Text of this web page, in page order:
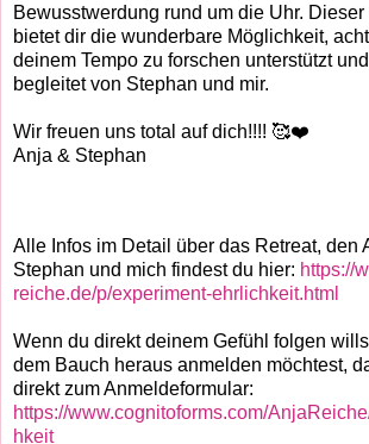
Bewusstwerdung rund um die Uhr.
bietet dir die wunderbare Möglichkeit,
deinem Tempo zu forschen unterstützt und
begleitet von Stephan und mir.
Wir freuen uns total auf dich!!!! 🥰❤️
Anja & Stephan
Alle Infos im Detail über das Retreat, den
Stephan und mich findest du hier: https://
reiche.de/p/experiment-ehrlichkeit.html
Wenn du direkt deinem Gefühl folgen
dem Bauch heraus anmelden möchtest,
direkt zum Anmeldeformular:
https://www.cognitoforms.com/
hkeit